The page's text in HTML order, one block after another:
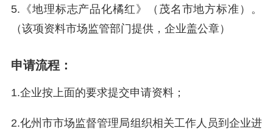
5.《地理标志产品化橘红》（茂名市地方标准）。
（该项资料市场监管部门提供，企业盖公章）
申请流程：
1.企业按上面的要求提交申请资料；
2.化州市市场监督管理局组织相关工作人员到企业进